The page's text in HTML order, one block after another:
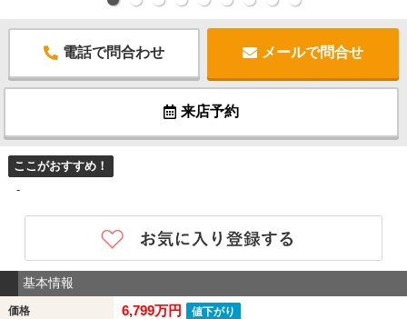
電話で問合わせ メールで問合せ
来店予約
ここがおすすめ！
-
基本情報
価格 6,799万円 値下がり